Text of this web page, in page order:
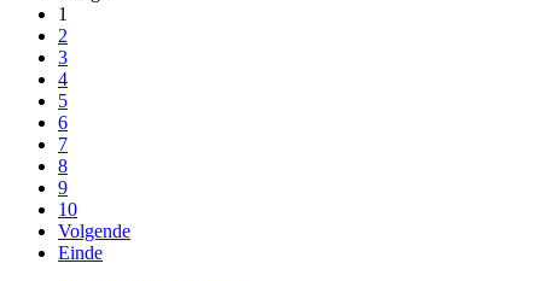
1
2
3
4
5
6
7
8
9
10
Volgende
Einde